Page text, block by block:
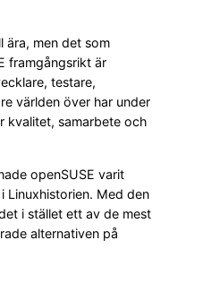
ära, men det som
framgångsrikt är
testare,
världen över har under
kvalitet, samarbete och
openSUSE varit
Linuxhistorien. Med den
i stället ett av de mest
alternativen på